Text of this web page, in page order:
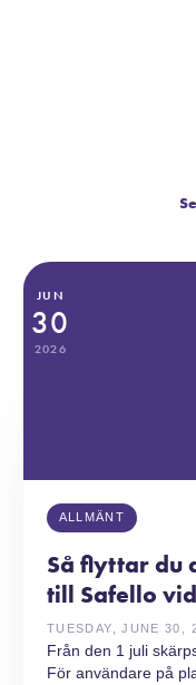
JUN
30
2026
ALLMÄNT
Så flyttar du
till Safello
TUESDAY, JUNE 30,
Från den 1 juli
För användare på